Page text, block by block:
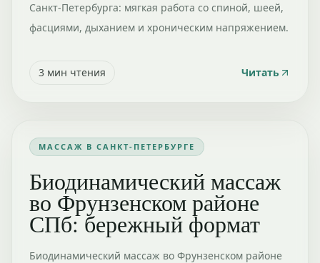
Санкт-Петербурга: мягкая работа со спиной, шеей,
фасциями, дыханием и хроническим напряжением.
3 мин чтения Читать
МАССАЖ В САНКТ-ПЕТЕРБУРГЕ
Биодинамический массаж
во Фрунзенском районе
СПб: бережный формат
Биодинамический массаж во Фрунзенском районе